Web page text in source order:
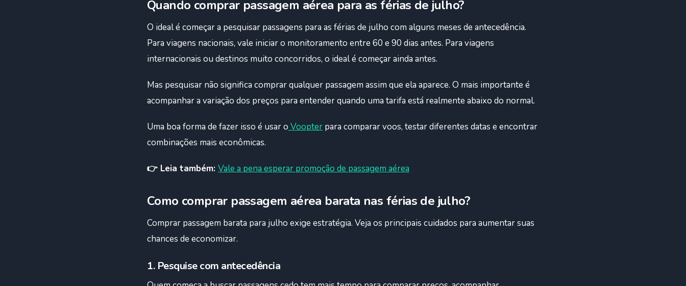
Quando comprar passagem aérea para as férias de julho?
O ideal é começar a pesquisar passagens para as férias de julho com alguns meses de antecedência.
Para viagens nacionais, vale iniciar o monitoramento entre 60 e 90 dias antes. Para viagens
internacionais ou destinos muito concorridos, o ideal é começar ainda antes.
Mas pesquisar não significa comprar qualquer passagem assim que ela aparece. O mais importante é
acompanhar a variação dos preços para entender quando uma tarifa está realmente abaixo do normal.
Uma boa forma de fazer isso é usar o Voopter para comparar voos, testar diferentes datas e encontrar
combinações mais econômicas.
👉 Leia também: Vale a pena esperar promoção de passagem aérea
Como comprar passagem aérea barata nas férias de julho?
Comprar passagem barata para julho exige estratégia. Veja os principais cuidados para aumentar suas
chances de economizar.
1. Pesquise com antecedência